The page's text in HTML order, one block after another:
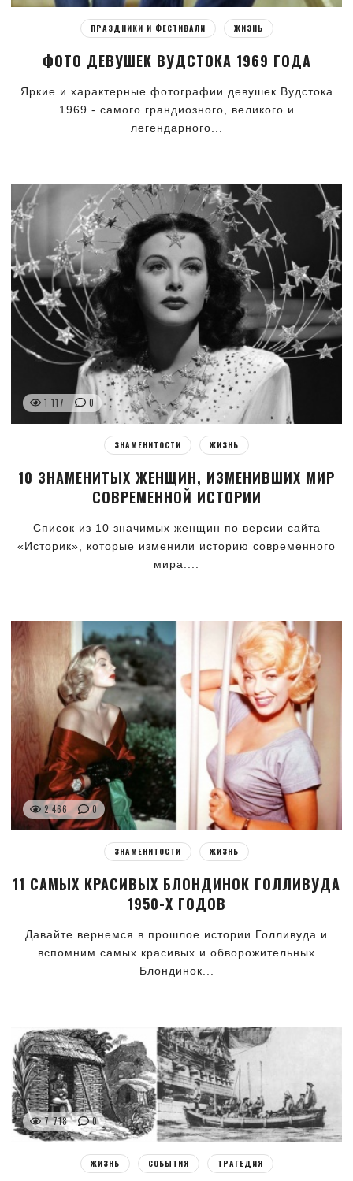
ПРАЗДНИКИ И ФЕСТИВАЛИ ЖИЗНЬ
ФОТО ДЕВУШЕК ВУДСТОКА 1969 ГОДА
Яркие и характерные фотографии девушек Вудстока
1969 - самого грандиозного, великого и
легендарного...
1 117 0
ЗНАМЕНИТОСТИ ЖИЗНЬ
10 ЗНАМЕНИТЫХ ЖЕНЩИН, ИЗМЕНИВШИХ МИР
СОВРЕМЕННОЙ ИСТОРИИ
Список из 10 значимых женщин по версии сайта
«Историк», которые изменили историю современного
мира....
2 466 0
ЗНАМЕНИТОСТИ ЖИЗНЬ
11 САМЫХ КРАСИВЫХ БЛОНДИНОК ГОЛЛИВУДА
1950-Х ГОДОВ
Давайте вернемся в прошлое истории Голливуда и
вспомним самых красивых и обворожительных
Блондинок...
7 718 0
ЖИЗНЬ СОБЫТИЯ ТРАГЕДИЯ